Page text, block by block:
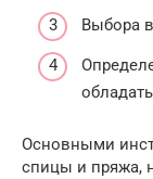
Выбора
Основными
спицы и пряжа,